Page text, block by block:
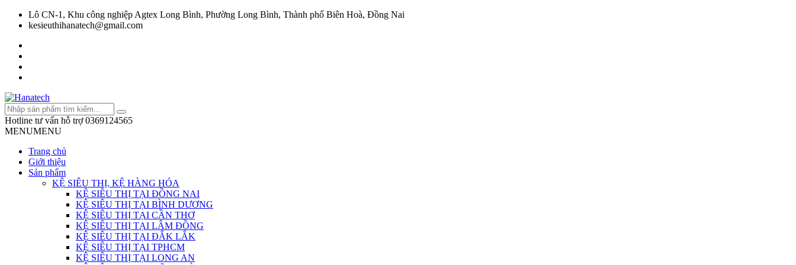
Lô CN-1, Khu công nghiệp Agtex Long Bình, Phường Long Bình, Thành phố Biên Hoà, Đồng Nai
kesieuthihanatech@gmail.com
Hotline tư vấn hỗ trợ 0369124565
MENUMENU
Trang chủ
Giới thiệu
Sản phẩm
KỆ SIÊU THỊ, KỆ HÀNG HÓA
KỆ SIÊU THỊ TẠI ĐỒNG NAI
KỆ SIÊU THỊ TẠI BÌNH DƯƠNG
KỆ SIÊU THỊ TẠI CẦN THƠ
KỆ SIÊU THỊ TẠI LÂM ĐỒNG
KỆ SIÊU THỊ TẠI ĐẮK LẮK
KỆ SIÊU THỊ TẠI TPHCM
KỆ SIÊU THỊ TẠI LONG AN